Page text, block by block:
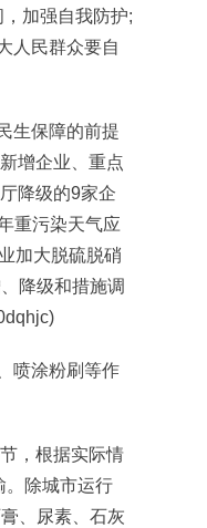
加强自我防护;
人民群众要自
生保障的前提
增企业、重点
降级的9家企
重污染天气应
加大脱硫脱硝
降级和措施调
喷涂粉刷等作
，根据实际情
。除城市运行
、尿素、石灰